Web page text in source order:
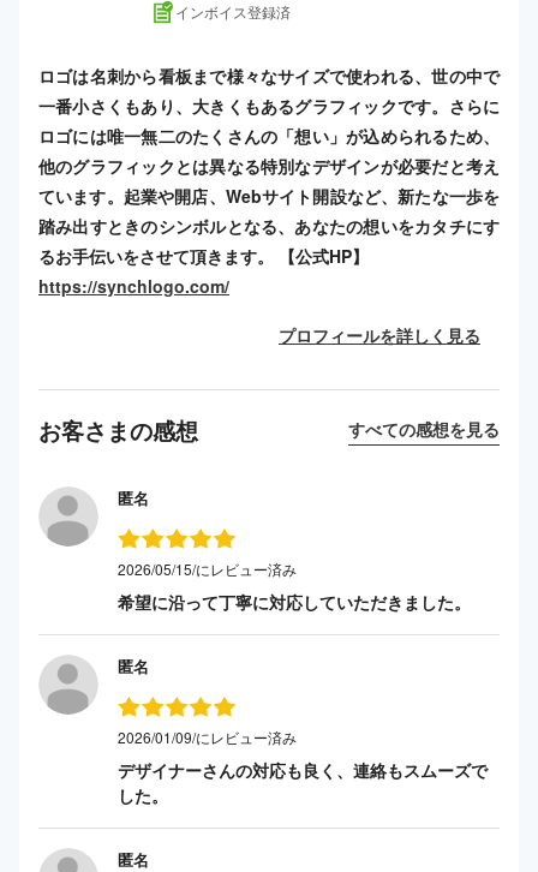
インボイス登録済
ロゴは名刺から看板まで様々なサイズで使われる、世の中で
一番小さくもあり、大きくもあるグラフィックです。さらに
ロゴには唯一無二のたくさんの「想い」が込められるため、
他のグラフィックとは異なる特別なデザインが必要だと考え
ています。起業や開店、Webサイト開設など、新たな一歩を
踏み出すときのシンボルとなる、あなたの想いをカタチにす
るお手伝いをさせて頂きます。 【公式HP】
https://synchlogo.com/
プロフィールを詳しく見る
お客さまの感想 すべての感想を見る
匿名
2026/05/15/にレビュー済み
希望に沿って丁寧に対応していただきました。
匿名
2026/01/09/にレビュー済み
デザイナーさんの対応も良く、連絡もスムーズで
した。
匿名